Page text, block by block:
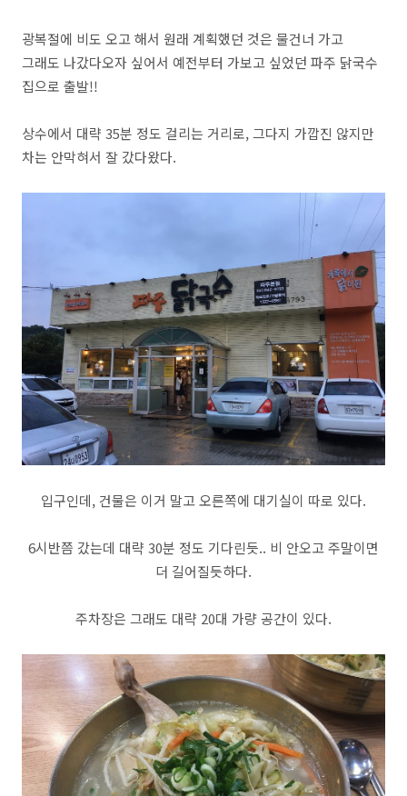
광복절에 비도 오고 해서 원래 계획했던 것은 물건너 가고
그래도 나갔다오자 싶어서 예전부터 가보고 싶었던 파주 닭국수
집으로 출발!!
상수에서 대략 35분 정도 걸리는 거리로, 그다지 가깝진 않지만
차는 안막혀서 잘 갔다왔다.
입구인데, 건물은 이거 말고 오른쪽에 대기실이 따로 있다.
6시반쯤 갔는데 대략 30분 정도 기다린듯.. 비 안오고 주말이면
더 길어질듯하다.
주차장은 그래도 대략 20대 가량 공간이 있다.